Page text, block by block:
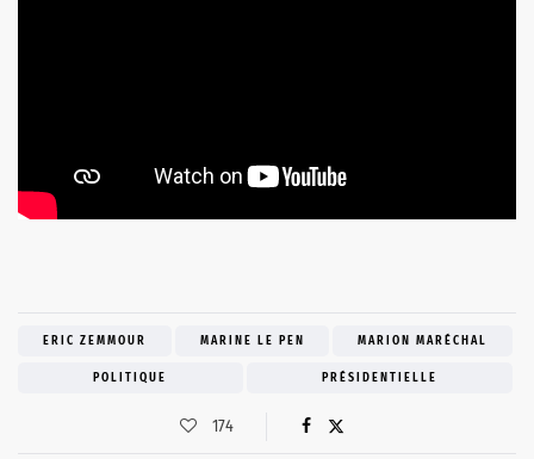
ERIC ZEMMOUR MARINE LE PEN MARION MARÉCHAL
POLITIQUE PRÉSIDENTIELLE
174